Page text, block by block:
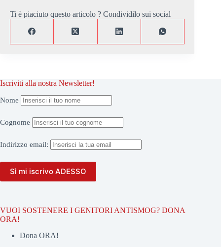
Ti è piaciuto questo articolo ? Condividilo sui social
Iscriviti alla nostra Newsletter!
Nome
Cognome
Indirizzo email:
VUOI SOSTENERE I GENITORI ANTISMOG? DONA
ORA!
Dona ORA!